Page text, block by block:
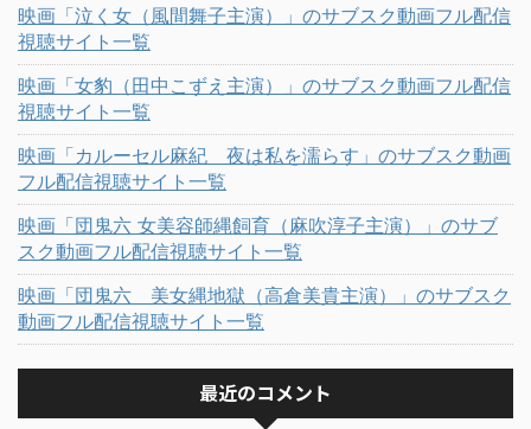
映画「泣く女（風間舞子主演）」のサブスク動画フル配信
視聴サイト一覧
映画「女豹（田中こずえ主演）」のサブスク動画フル配信
視聴サイト一覧
映画「カルーセル麻紀 夜は私を濡らす」のサブスク動画
フル配信視聴サイト一覧
映画「団鬼六 女美容師縄飼育（麻吹淳子主演）」のサブ
スク動画フル配信視聴サイト一覧
映画「団鬼六 美女縄地獄（高倉美貴主演）」のサブスク
動画フル配信視聴サイト一覧
最近のコメント